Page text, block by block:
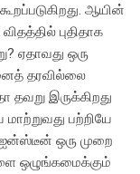
ஆயின்
புதிதாக
ஏதாவது ஒரு
தரவில்லை
இருக்கிறது
பற்றியே
ஒரு முறை
ஒழுங்கமைக்கும்